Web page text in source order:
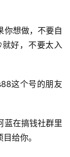
你想做，不要自
好，不要太入
这个号的朋友
蓝在搞钱社群里
给你。